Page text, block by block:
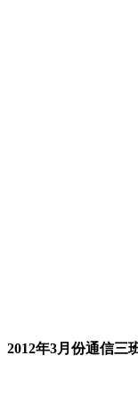
2012年3月份通信三